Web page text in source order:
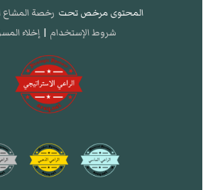
المحتوى مرخص تحت رخصة المشاع
شروط الإستخدام | إخلاء